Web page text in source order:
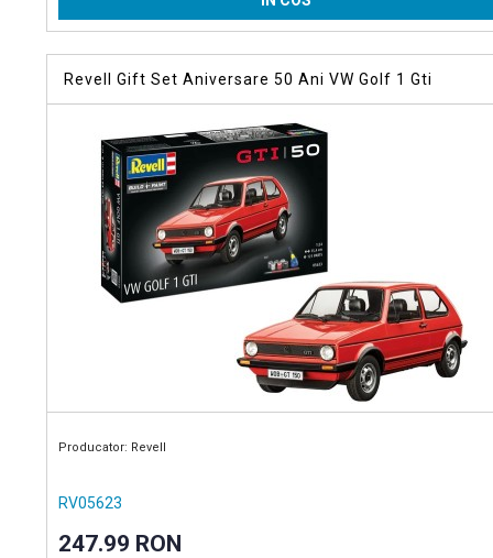
Revell Gift Set Aniversare 50 Ani VW Golf 1 Gti
Producator: Revell
RV05623
247.99 RON